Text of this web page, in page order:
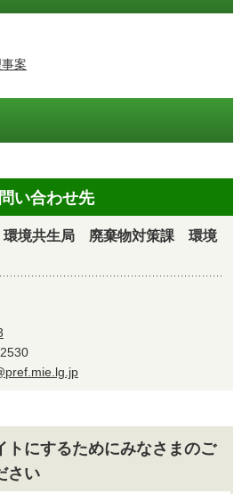
案
い合わせ先
境共生局 廃棄物対策課 環境
2530
トにするためにみなさまのご
さい